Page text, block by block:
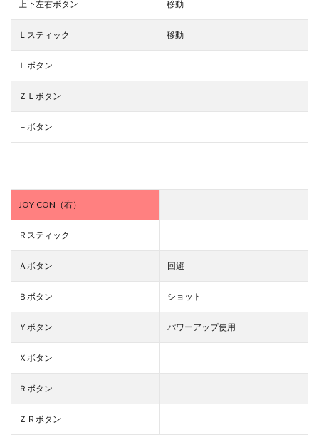
上下左右ボタン 移動
Ｌスティック 移動
Ｌボタン
ＺＬボタン
－ボタン
JOY-CON（右）
Ｒスティック
Ａボタン 回避
Ｂボタン ショット
Ｙボタン パワーアップ使用
Ｘボタン
Ｒボタン
ＺＲボタン